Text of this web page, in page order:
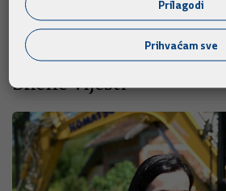
Slične vijesti
Prilagodi
Prihvaćam sve